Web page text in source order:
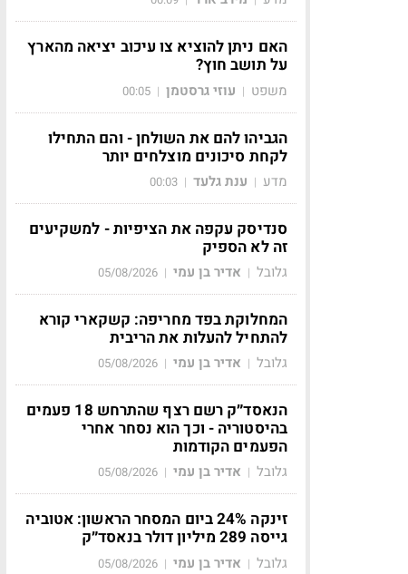
האם ניתן להוציא צו עיכוב יציאה מהארץ
על תושב חוץ?
משפט | עוזי גרסטמן |
00:05
הגביהו להם את השולחן - והם התחילו
לקחת סיכונים מוצלחים יותר
מדע | ענת גלעד |
00:03
סנדיסק עקפה את הציפיות - למשקיעים
זה לא הספיק
גלובל | אדיר בן עמי |
05/08/2026
המחלוקת בפד מחריפה: קשקארי קורא
להתחיל להעלות את הריבית
גלובל | אדיר בן עמי |
05/08/2026
הנאסד״ק רשם רצף שהתרחש 18 פעמים
בהיסטוריה - וכך הוא נסחר אחרי
הפעמים הקודמות
גלובל | אדיר בן עמי |
05/08/2026
זינקה 24% ביום המסחר הראשון: אטוביה
גייסה 289 מיליון דולר בנאסד״ק
גלובל | אדיר בן עמי |
05/08/2026